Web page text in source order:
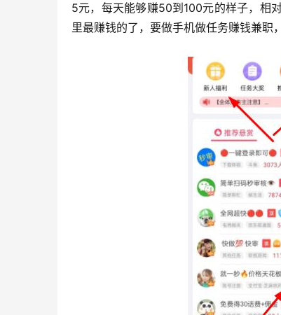
5元，每天能够赚50到100元的样子，相
里最赚钱的了，要做手机做任务赚钱兼职